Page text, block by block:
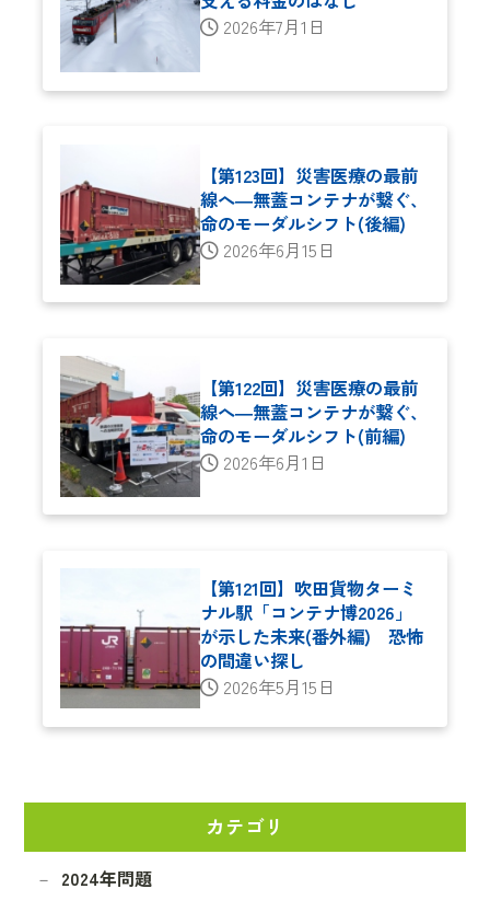
2026年7月1日
【第123回】災害医療の最前
線へ―無蓋コンテナが繋ぐ、
命のモーダルシフト(後編)
2026年6月15日
【第122回】災害医療の最前
線へ―無蓋コンテナが繋ぐ、
命のモーダルシフト(前編)
2026年6月1日
【第121回】吹田貨物ターミ
ナル駅「コンテナ博2026」
が示した未来(番外編) 恐怖
の間違い探し
2026年5月15日
カテゴリ
2024年問題